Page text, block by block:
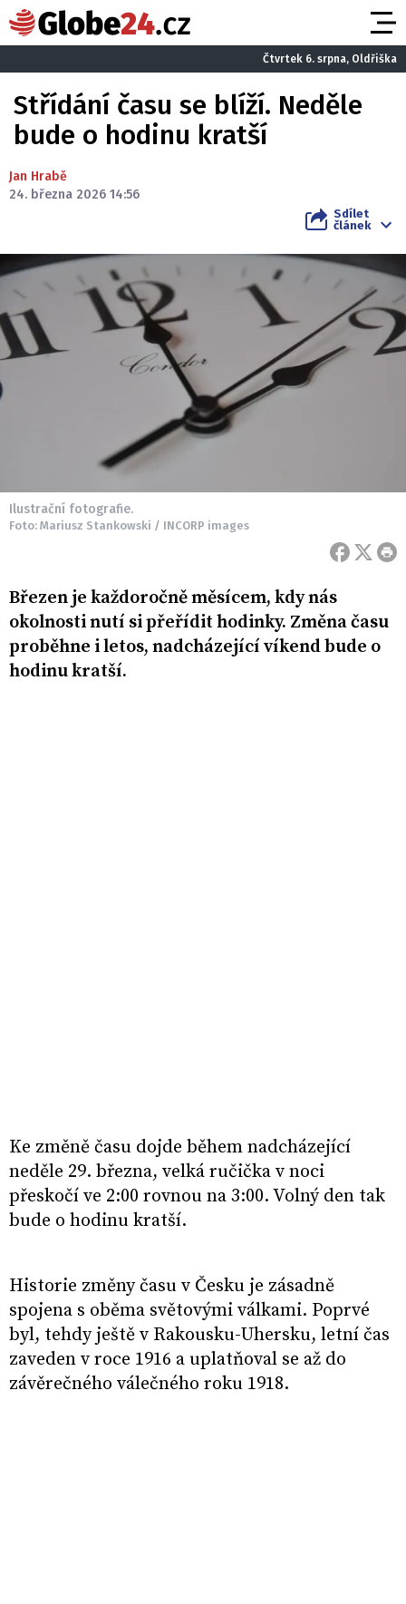
Čtvrtek 6. srpna, Oldřiška
Střídání času se blíží. Neděle
bude o hodinu kratší
Jan Hrabě
24. března 2026 14:56
Sdílet
článek
Ilustrační fotografie.
Foto: Mariusz Stankowski / INCORP images
Březen je každoročně měsícem, kdy nás
okolnosti nutí si přeřídit hodinky. Změna času
proběhne i letos, nadcházející víkend bude o
hodinu kratší.
Ke změně času dojde během nadcházející
neděle 29. března, velká ručička v noci
přeskočí ve 2:00 rovnou na 3:00. Volný den tak
bude o hodinu kratší.
Historie změny času v Česku je zásadně
spojena s oběma světovými válkami. Poprvé
byl, tehdy ještě v Rakousku-Uhersku, letní čas
zaveden v roce 1916 a uplatňoval se až do
závěrečného válečného roku 1918.